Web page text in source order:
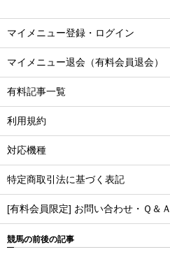
マイメニュー登録・ログイン
マイメニュー退会（有料会員退会）
有料記事一覧
利用規約
対応機種
特定商取引法に基づく表記
[有料会員限定] お問い合わせ・Ｑ＆Ａ
競馬の前後の記事